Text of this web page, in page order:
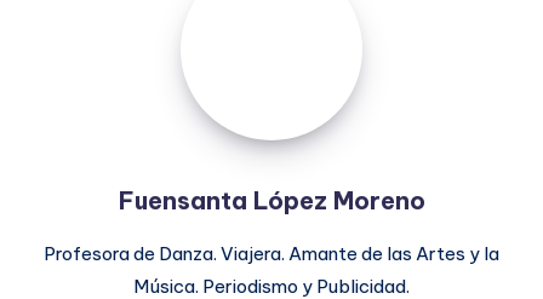
Fuensanta López Moreno
Profesora de Danza. Viajera. Amante de las Artes y la
Música. Periodismo y Publicidad.